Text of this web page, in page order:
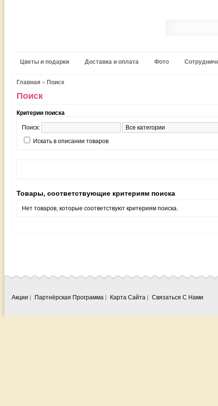
Цветы и подарки Доставка и оплата Фото
Главная » Поиск
Поиск
Критерии поиска
Поиск:
Искать в описании товаров
Товары, соответствующие критериям поиска
Нет товаров, которые соответствуют критериям поиска.
Акции Партнёрская Программа Карта Сайта Связаться С Нами